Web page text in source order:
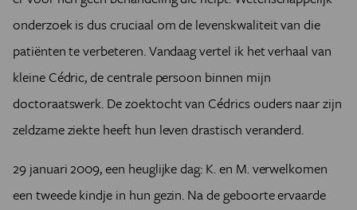
onderzoek is dus cruciaal om de levenskwaliteit van die
patiënten te verbeteren. Vandaag vertel ik het verhaal van
kleine Cédric, de centrale persoon binnen mijn
doctoraatswerk. De zoektocht van Cédrics ouders naar zijn
zeldzame ziekte heeft hun leven drastisch veranderd.
29 januari 2009, een heuglijke dag: K. en M. verwelkomen
een tweede kindje in hun gezin. Na de geboorte ervaarde